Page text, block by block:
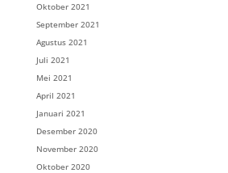
Oktober 2021
September 2021
Agustus 2021
Juli 2021
Mei 2021
April 2021
Januari 2021
Desember 2020
November 2020
Oktober 2020